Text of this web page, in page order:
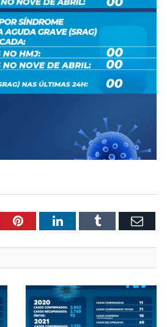
PinterestLinkedInTumblr Email